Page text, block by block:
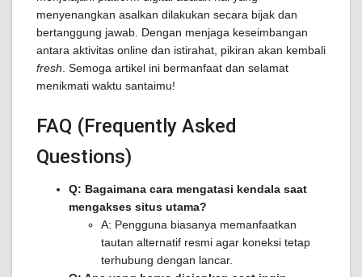
menyenangkan asalkan dilakukan secara bijak dan
bertanggung jawab. Dengan menjaga keseimbangan
antara aktivitas online dan istirahat, pikiran akan kembali
fresh . Semoga artikel ini bermanfaat dan selamat
menikmati waktu santaimu!
FAQ (Frequently Asked
Questions)
Q: Bagaimana cara mengatasi kendala saat
mengakses situs utama?
A: Pengguna biasanya memanfaatkan
tautan alternatif resmi agar koneksi tetap
terhubung dengan lancar.